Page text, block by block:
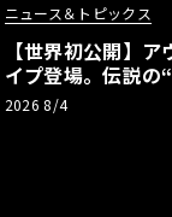
ニュース＆トピックス
【世界初公開】
イプ登場。伝説の
リーBEVとして復
2026 8/4